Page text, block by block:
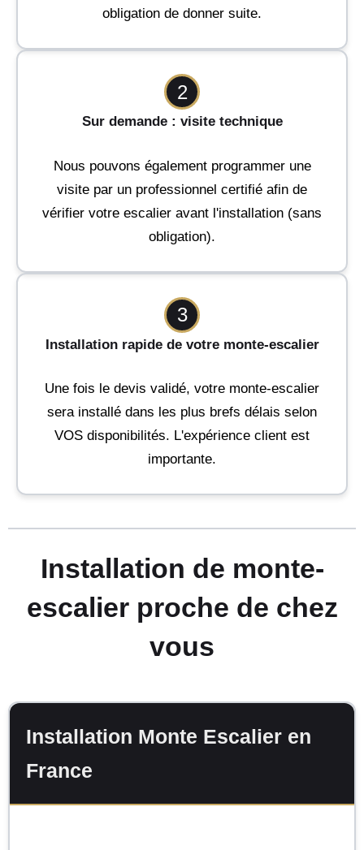
obligation de donner suite.
2
Sur demande : visite technique
Nous pouvons également programmer une
visite par un professionnel certifié afin de
vérifier votre escalier avant l'installation (sans
obligation).
3
Installation rapide de votre monte-escalier
Une fois le devis validé, votre monte-escalier
sera installé dans les plus brefs délais selon
VOS disponibilités. L'expérience client est
importante.
Installation de monte-
escalier proche de chez
vous
Installation Monte Escalier en
France